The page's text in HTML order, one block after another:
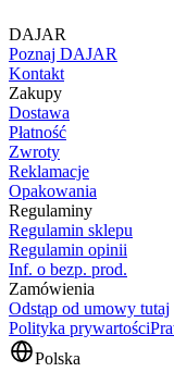
DAJAR
Poznaj DAJAR
Kontakt
Zakupy
Dostawa
Płatność
Zwroty
Reklamacje
Opakowania
Regulaminy
Regulamin sklepu
Regulamin opinii
Inf. o bezp. prod.
Zamówienia
Odstąp od umowy tutaj
Polityka prywartości
Polska